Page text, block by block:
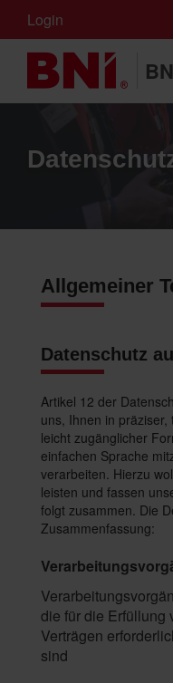
Login
Allgemeiner
Datenschutz
Artikel 12 der
uns, Ihnen in
leicht zugänglicher
einfachen Sprache
verarbeiten. Hierzu
leisten und fassen
folgt zusammen. Die
Zusammenfassung:
die für die Erfüllung
Verträgen
sind